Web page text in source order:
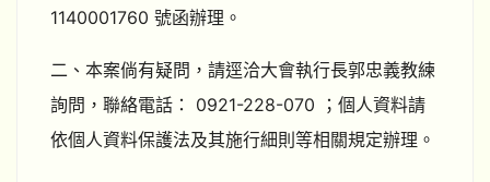
1140001760 號函辦理。
二、本案倘有疑問，請逕洽大會執行長郭忠義教練
詢問，聯絡電話： 0921-228-070 ；個人資料請
依個人資料保護法及其施行細則等相關規定辦理。